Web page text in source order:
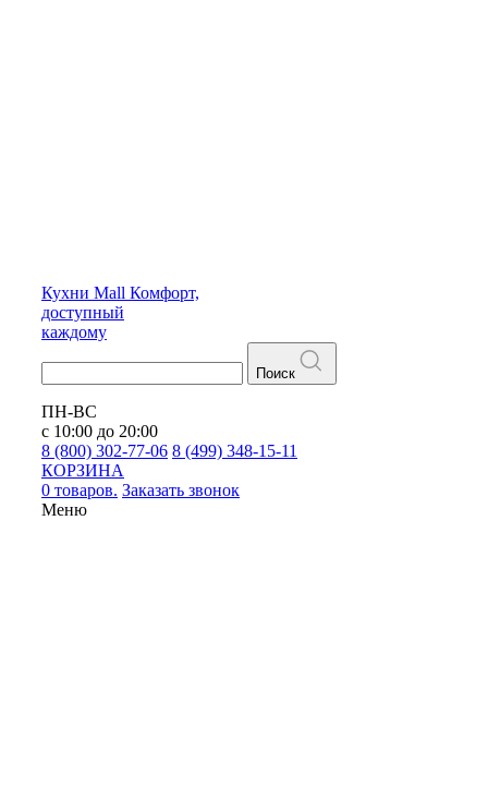
Кухни Mall Комфорт,
доступный
каждому
Поиск
ПН-ВС
с 10:00 до 20:00
8 (800) 302-77-06 8 (499) 348-15-11
КОРЗИНА
0 товаров. Заказать звонок
Меню